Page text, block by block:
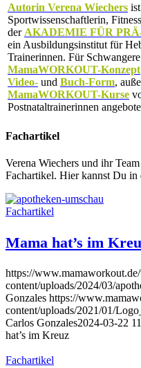
Autorin Verena Wiechers
Sportwissenschaftlerin,
der AKADEMIE FÜR
ein Ausbildungsinstitut für
Trainerinnen. Für
MamaWORKOUT-Konzept
Video- und Buch-Form,
MamaWORKOUT-Kurse
Postnataltrainerinnen
Fachartikel
Verena Wiechers und ihr
Fachartikel. Hier kannst Du
Fachartikel
Mama hat’s im
https://
content/uploads/2024/03/
Gonzales https://
content/uploads/2021/01/
Carlos Gonzales2024-03-22
hat’s im Kreuz
Fachartikel